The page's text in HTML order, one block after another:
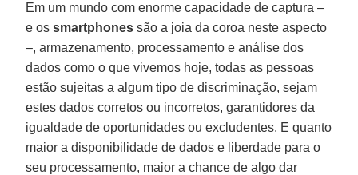
Em um mundo com enorme capacidade de captura –
e ossmartphones são a joia da coroa neste aspecto
–, armazenamento, processamento e análise dos
dados como o que vivemos hoje, todas as pessoas
estão sujeitas a algum tipo de discriminação, sejam
estes dados corretos ou incorretos, garantidores da
igualdade de oportunidades ou excludentes. E quanto
maior a disponibilidade de dados e liberdade para o
seu processamento, maior a chance de algo dar